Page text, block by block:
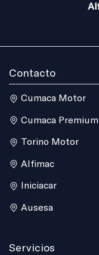
Contacto
Cumaca Motor
Cumaca Premium
Torino Motor
Alfimac
Iniciacar
Ausesa
Servicios